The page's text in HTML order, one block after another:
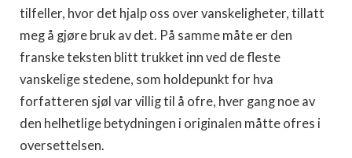
tilfeller, hvor det hjalp oss over vanske­ligheter, tillatt
meg å gjøre bruk av det. På samme måte er den
franske teksten blitt trukket inn ved de fleste
vanskelige stedene, som holdepunkt for hva
forfatteren sjøl var villig til å ofre, hver gang noe av
den helhetlige betydningen i originalen måtte ofres i
oversettelsen.